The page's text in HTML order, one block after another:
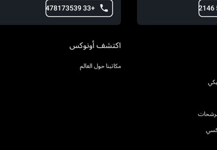
+33 478173539
اكتشف أونوكس
مكاتبنا حول العالم